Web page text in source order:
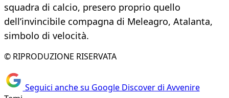
squadra di calcio, presero proprio quello
dell’invincibile compagna di Meleagro, Atalanta,
simbolo di velocità.
© RIPRODUZIONE RISERVATA
Seguici anche su Google Discover di Avvenire